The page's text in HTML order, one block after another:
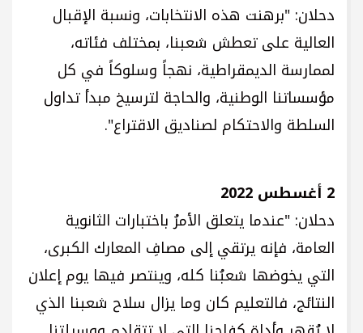
دحلان: "برهنت هذه الانتخابات، ونسبة الإقبال
العالية على تعطش شعبنا، بمختلف فئاته،
لممارسة الديمقراطية، نهجاً وسلوكاً في كل
مؤسساتنا الوطنية، والحاجة لترسيخ مبدأ تداول
السلطة والاحتكام لصناديق الاقتراع".
2 أغسطس 2022
دحلان: "عندما يتعلق الأمرُ باختبارات الثانوية
العامة، فإنه يرتقي إلى مصافِ المعارك الكبرى،
التي يخوضها شعبُنا كله، وينتصر فيها يوم إعلان
النتائج، فالتعليم كان وما يزال سلاح شعبنا الذي